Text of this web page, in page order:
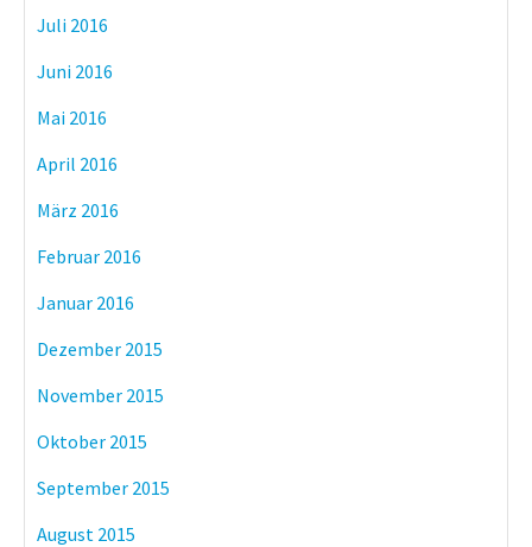
Juli 2016
Juni 2016
Mai 2016
April 2016
März 2016
Februar 2016
Januar 2016
Dezember 2015
November 2015
Oktober 2015
September 2015
August 2015